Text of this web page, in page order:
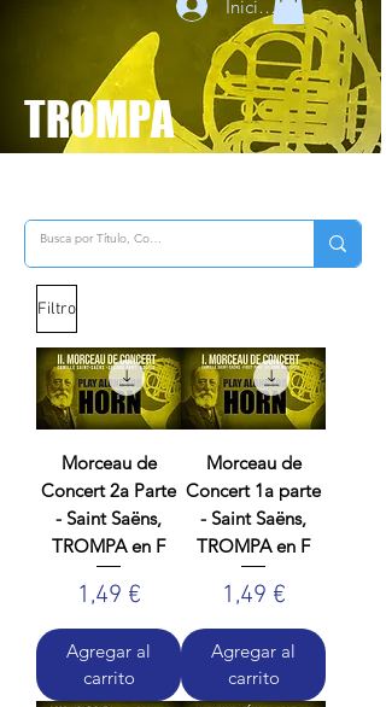
Iniciar sesión
TROMPA
Filtro
Morceau de
Concert 2a Parte
- Saint Saëns,
TROMPA en F
Precio
1,49 €
Agregar al
carrito
Morceau de
Concert 1a parte
- Saint Saëns,
TROMPA en F
Precio
1,49 €
Agregar al
carrito